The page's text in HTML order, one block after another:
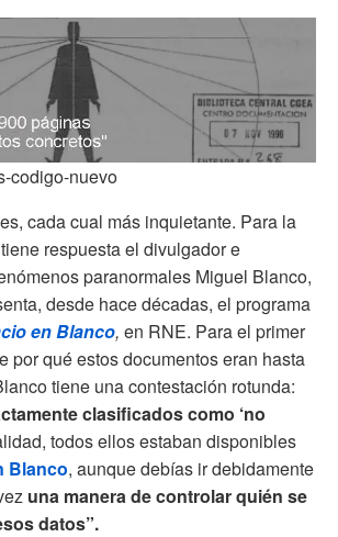
codigo-nuevo
cada cual más inquietante. Para la
respuesta el divulgador e
paranormales Miguel Blanco,
desde hace décadas, el programa
en Blanco, en RNE. Para el primer
por qué estos documentos eran hasta
tiene una contestación rotunda:
clasificados como ‘no
todos ellos estaban disponibles
Blanco, aunque debías ir debidamente
una manera de controlar quién se
datos”.